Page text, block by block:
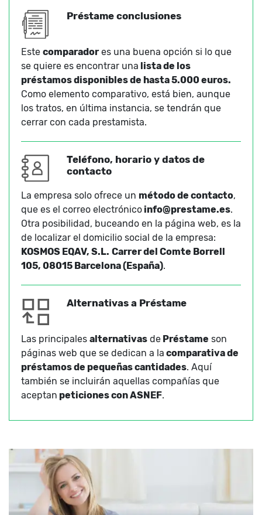
Préstame conclusiones
Este comparadores una buena opción si lo que
se quiere es encontrar una lista de los
préstamos disponibles de hasta 5.000 euros.
Como elemento comparativo, está bien, aunque
los tratos, en última instancia, se tendrán que
cerrar con cada prestamista.
Teléfono, horario y datos de
contacto
La empresa solo ofrece un método de contacto,
que es el correo electrónico info@prestame.es.
Otra posibilidad, buceando en la página web, es la
de localizar el domicilio social de la empresa:
KOSMOS EQAV, S.L. Carrer del Comte Borrell
105, 08015 Barcelona (España).
Alternativas a Préstame
Las principales alternativas de Préstame son
páginas web que se dedican a la comparativa de
préstamos de pequeñas cantidades. Aquí
también se incluirán aquellas compañías que
aceptan peticiones con ASNEF.